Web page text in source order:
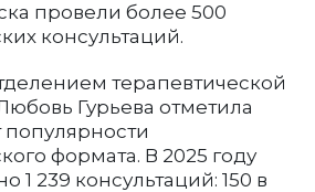
провели более 500
консультаций.
терапевтической
Гурьева отметила
формата. В 2025 году
1 239 консультаций: 150 в